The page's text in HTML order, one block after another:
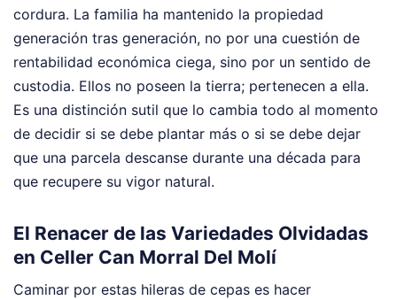
cordura. La familia ha mantenido la propiedad
generación tras generación, no por una cuestión de
rentabilidad económica ciega, sino por un sentido de
custodia. Ellos no poseen la tierra; pertenecen a ella.
Es una distinción sutil que lo cambia todo al momento
de decidir si se debe plantar más o si se debe dejar
que una parcela descanse durante una década para
que recupere su vigor natural.
El Renacer de las Variedades Olvidadas
en Celler Can Morral Del Molí
Caminar por estas hileras de cepas es hacer